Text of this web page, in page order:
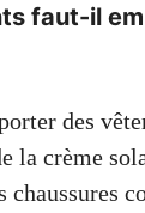
faut-il
des
la crème
chaussures